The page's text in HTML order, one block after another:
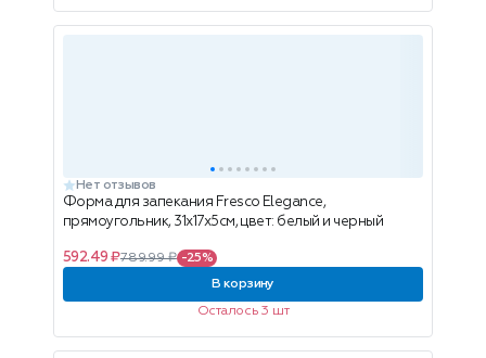
Нет отзывов
Форма для запекания Fresco Elegance,
прямоугольник, 31x17x5см, цвет: белый и черный
592.49 ₽789.99 ₽ -25%
В корзину
Осталось 3 шт